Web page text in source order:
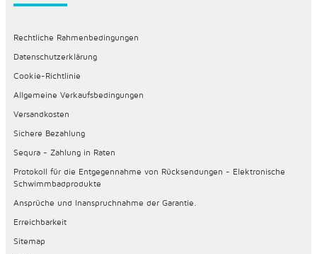
Rechtliche Rahmenbedingungen
Datenschutzerklärung
Cookie-Richtlinie
Allgemeine Verkaufsbedingungen
Versandkosten
Sichere Bezahlung
Sequra - Zahlung in Raten
Protokoll für die Entgegennahme von Rücksendungen - Elektronische
Schwimmbadprodukte
Ansprüche und Inanspruchnahme der Garantie.
Erreichbarkeit
Sitemap